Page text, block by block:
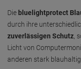
Die bluelightprotect
durch ihre
zuverlässigen Schutz ,
Licht von
anderen stark